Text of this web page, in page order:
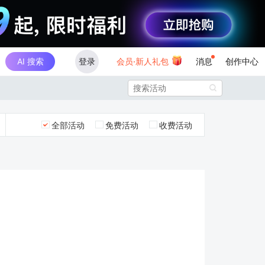
AI 搜索 登录 会员·新人礼包 消息 创作中心

全部活动 免费活动 收费活动